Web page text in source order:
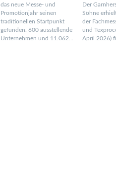
das neue Messe- und
Promotionjahr seinen
traditionellen Startpunkt
gefunden. 600 ausstellende
Unternehmen und 11.062…
Der
Söhne
der
und
April 2026)